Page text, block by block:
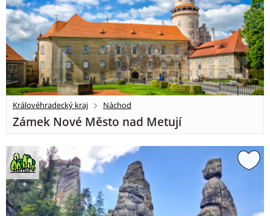
Královéhradecký kraj Náchod
Zámek Nové Město nad Metují